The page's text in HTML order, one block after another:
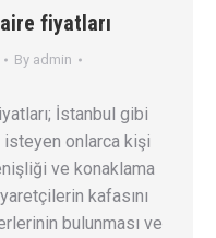
fiyatları
By admin
İstanbul gibi
onlarca kişi
ve konaklama
kafasını
bulunması ve